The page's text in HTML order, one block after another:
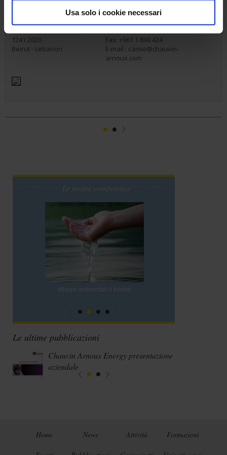
Usa solo i cookie necessari
Bahrain - Egypt - UAE - Iraq - Jordan - Kuwait - Palestine -
Qatar - Sultanate of Oman - Yemen
1241 2020
Beirut - Lebanon
Fax: +961 1 890 424
E-mail : camie@chauvin-
arnoux.com
Le nostre competenze
Misure ambientali o fisiche
Le ultime pubblicazioni
Chauvin Arnoux Energy presentazione
aziendale
Home News Attività Formazioni